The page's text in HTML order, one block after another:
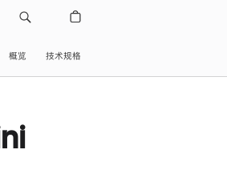
概览 技术规格